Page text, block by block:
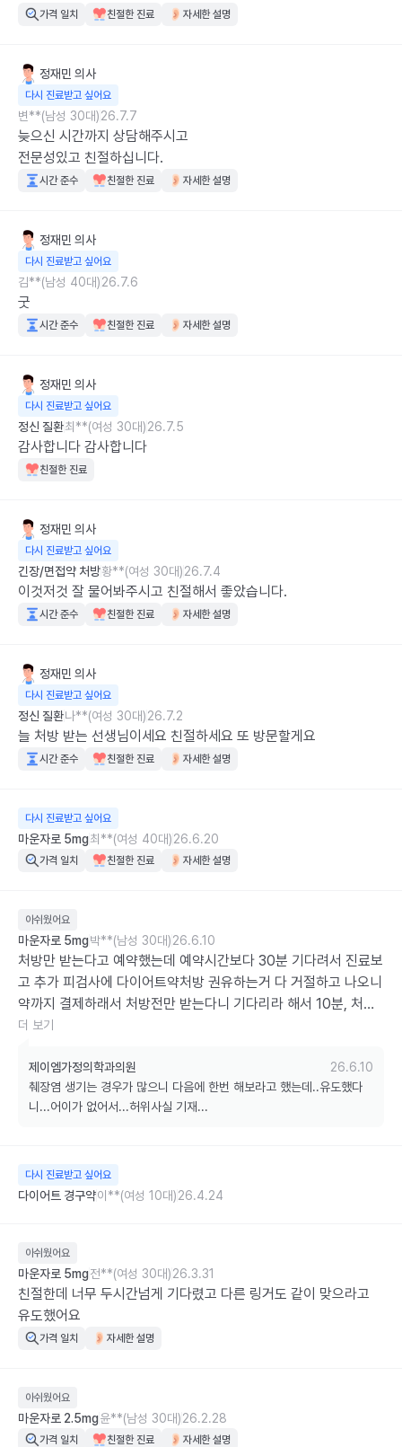
가격 일치 친절한 진료 자세한 설명
정재민 의사
다시 진료받고 싶어요
변**(남성 30대)26.7.7
늦으신 시간까지 상담해주시고
전문성있고 친절하십니다.
시간 준수 친절한 진료 자세한 설명
정재민 의사
다시 진료받고 싶어요
김**(남성 40대)26.7.6
굿
시간 준수 친절한 진료 자세한 설명
정재민 의사
다시 진료받고 싶어요
정신 질환최**(여성 30대)26.7.5
감사합니다 감사합니다
친절한 진료
정재민 의사
다시 진료받고 싶어요
긴장/면접약 처방황**(여성 30대)26.7.4
이것저것 잘 물어봐주시고 친절해서 좋았습니다.
시간 준수 친절한 진료 자세한 설명
정재민 의사
다시 진료받고 싶어요
정신 질환나**(여성 30대)26.7.2
늘 처방 받는 선생님이세요 친절하세요 또 방문할게요
시간 준수 친절한 진료 자세한 설명
다시 진료받고 싶어요
마운자로 5mg최**(여성 40대)26.6.20
가격 일치 친절한 진료 자세한 설명
아쉬웠어요
마운자로 5mg박**(남성 30대)26.6.10
처방만 받는다고 예약했는데 예약시간보다 30분 기다려서 진료보
고 추가 피검사에 다이어트약처방 권유하는거 다 거절하고 나오니
약까지 결제하래서 처방전만 받는다니 기다리라 해서 10분, 처방
전받더니 35000원 달래서 어플결제했다하니 또 확인해본다고 기
했습니다. 어플에는 두팩에 15000원인데,, 35000원이면 여기안
갔을건데,, 한시간 기다려서 이래저래 기분만 나쁘네요
더 보기
제이엠가정의학과의원
26.6.10
췌장염 생기는 경우가 많으니 다음에 한번 해보라고 했는데..유도했다
니...어이가 없어서...허위사실 기재...
다시 진료받고 싶어요
다이어트 경구약이**(여성 10대)26.4.24
아쉬웠어요
마운자로 5mg전**(여성 30대)26.3.31
친절한데 너무 두시간넘게 기다렸고 다른 링거도 같이 맞으라고
유도했어요
가격 일치 자세한 설명
아쉬웠어요
마운자로 2.5mg윤**(남성 30대)26.2.28
가격 일치 친절한 진료 자세한 설명